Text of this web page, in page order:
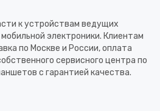
к устройствам ведущих
электроники. Клиентам
по Москве и России, оплата
сервисного центра по
с гарантией качества.